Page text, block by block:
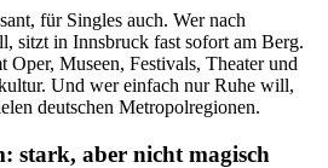
für Singles auch. Wer nach
sitzt in Innsbruck fast sofort am Berg.
Museen, Festivals, Theater und
Und wer einfach nur Ruhe will,
deutschen Metropolregionen.
stark, aber nicht magisch